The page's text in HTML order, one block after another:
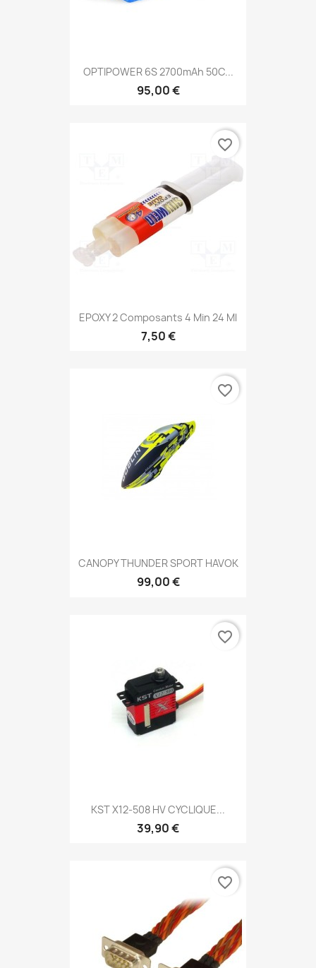
OPTIPOWER 6S 2700mAh 50C...
95,00 €
EPOXY 2 Composants 4 Min 24 Ml
7,50 €
favorite_border
CANOPY THUNDER SPORT HAVOK
99,00 €
favorite_border
KST X12-508 HV CYCLIQUE...
39,90 €
favorite_border
favorite_border